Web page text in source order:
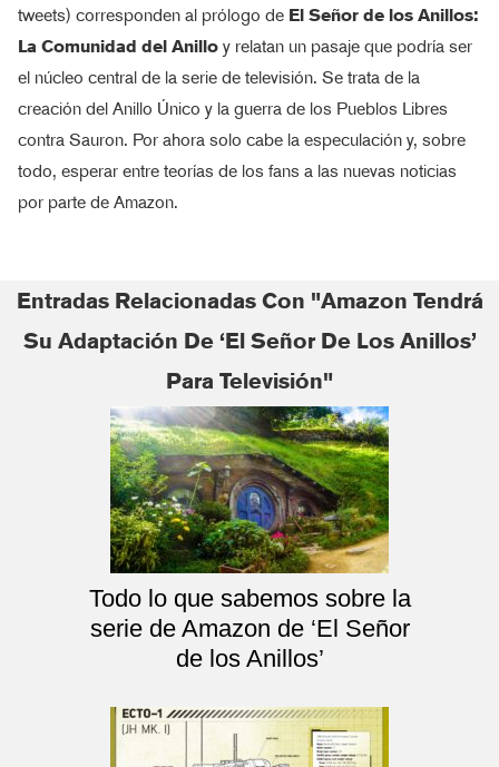
tweets) corresponden al prólogo de El Señor de los Anillos:
La Comunidad del Anillo y relatan un pasaje que podría ser
el núcleo central de la serie de televisión. Se trata de la
creación del Anillo Único y la guerra de los Pueblos Libres
contra Sauron. Por ahora solo cabe la especulación y, sobre
todo, esperar entre teorías de los fans a las nuevas noticias
por parte de Amazon.
Entradas Relacionadas Con "Amazon Tendrá
Su Adaptación De ‘El Señor De Los Anillos’
Para Televisión"
Todo lo que sabemos sobre la
serie de Amazon de ‘El Señor
de los Anillos’